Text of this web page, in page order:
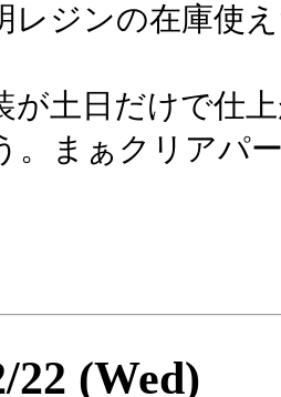
レジンの在庫使
が土日だけで仕
。まぁクリアパ
22 (Wed)